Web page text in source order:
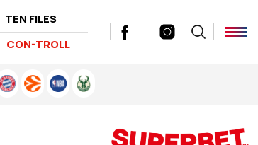
TEN FILES
CON-TROLL